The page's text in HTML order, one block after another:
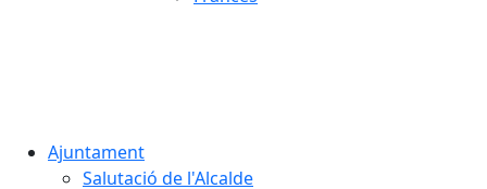
Ajuntament
Salutació de l'Alcalde